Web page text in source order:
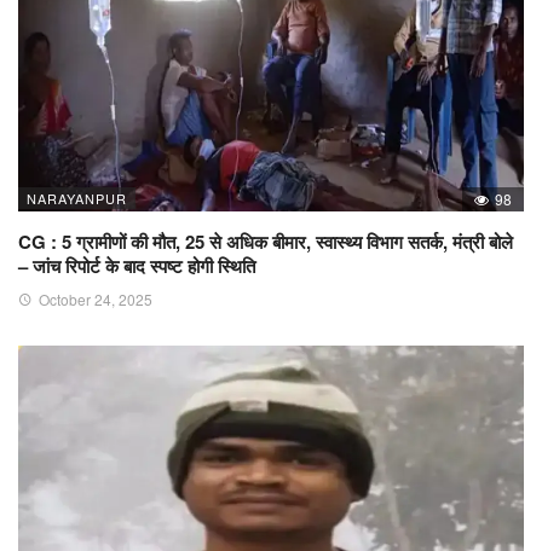
NARAYANPUR 98
CG : 5 ग्रामीणों की मौत, 25 से अधिक बीमार, स्वास्थ्य विभाग सतर्क, मंत्री बोले
– जांच रिपोर्ट के बाद स्पष्ट होगी स्थिति
October 24, 2025